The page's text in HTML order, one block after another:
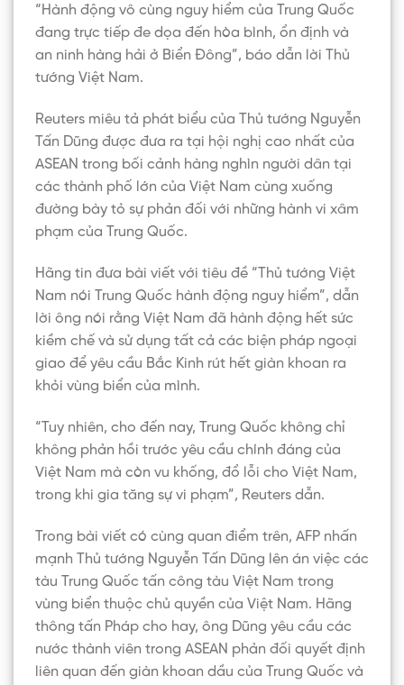
“Hành động vô cùng nguy hiểm của Trung Quốc
đang trực tiếp đe dọa đến hòa bình, ổn định và
an ninh hàng hải ở Biển Đông”, báo dẫn lời Thủ
tướng Việt Nam.
Reuters miêu tả phát biểu của Thủ tướng Nguyễn
Tấn Dũng được đưa ra tại hội nghị cao nhất của
ASEAN trong bối cảnh hàng nghìn người dân tại
các thành phố lớn của Việt Nam cùng xuống
đường bày tỏ sự phản đối với những hành vi xâm
phạm của Trung Quốc.
Hãng tin đưa bài viết với tiêu đề “Thủ tướng Việt
Nam nói Trung Quốc hành động nguy hiểm”, dẫn
lời ông nói rằng Việt Nam đã hành động hết sức
kiềm chế và sử dụng tất cả các biện pháp ngoại
giao để yêu cầu Bắc Kinh rút hết giàn khoan ra
khỏi vùng biển của mình.
“Tuy nhiên, cho đến nay, Trung Quốc không chỉ
không phản hồi trước yêu cầu chính đáng của
Việt Nam mà còn vu khống, đổ lỗi cho Việt Nam,
trong khi gia tăng sự vi phạm”, Reuters dẫn.
Trong bài viết có cùng quan điểm trên, AFP nhấn
mạnh Thủ tướng Nguyễn Tấn Dũng lên án việc các
tàu Trung Quốc tấn công tàu Việt Nam trong
vùng biển thuộc chủ quyền của Việt Nam. Hãng
thông tấn Pháp cho hay, ông Dũng yêu cầu các
nước thành viên trong ASEAN phản đối quyết định
liên quan đến giàn khoan dầu của Trung Quốc và